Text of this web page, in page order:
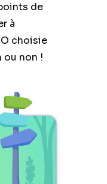
de
à
choisie
non !